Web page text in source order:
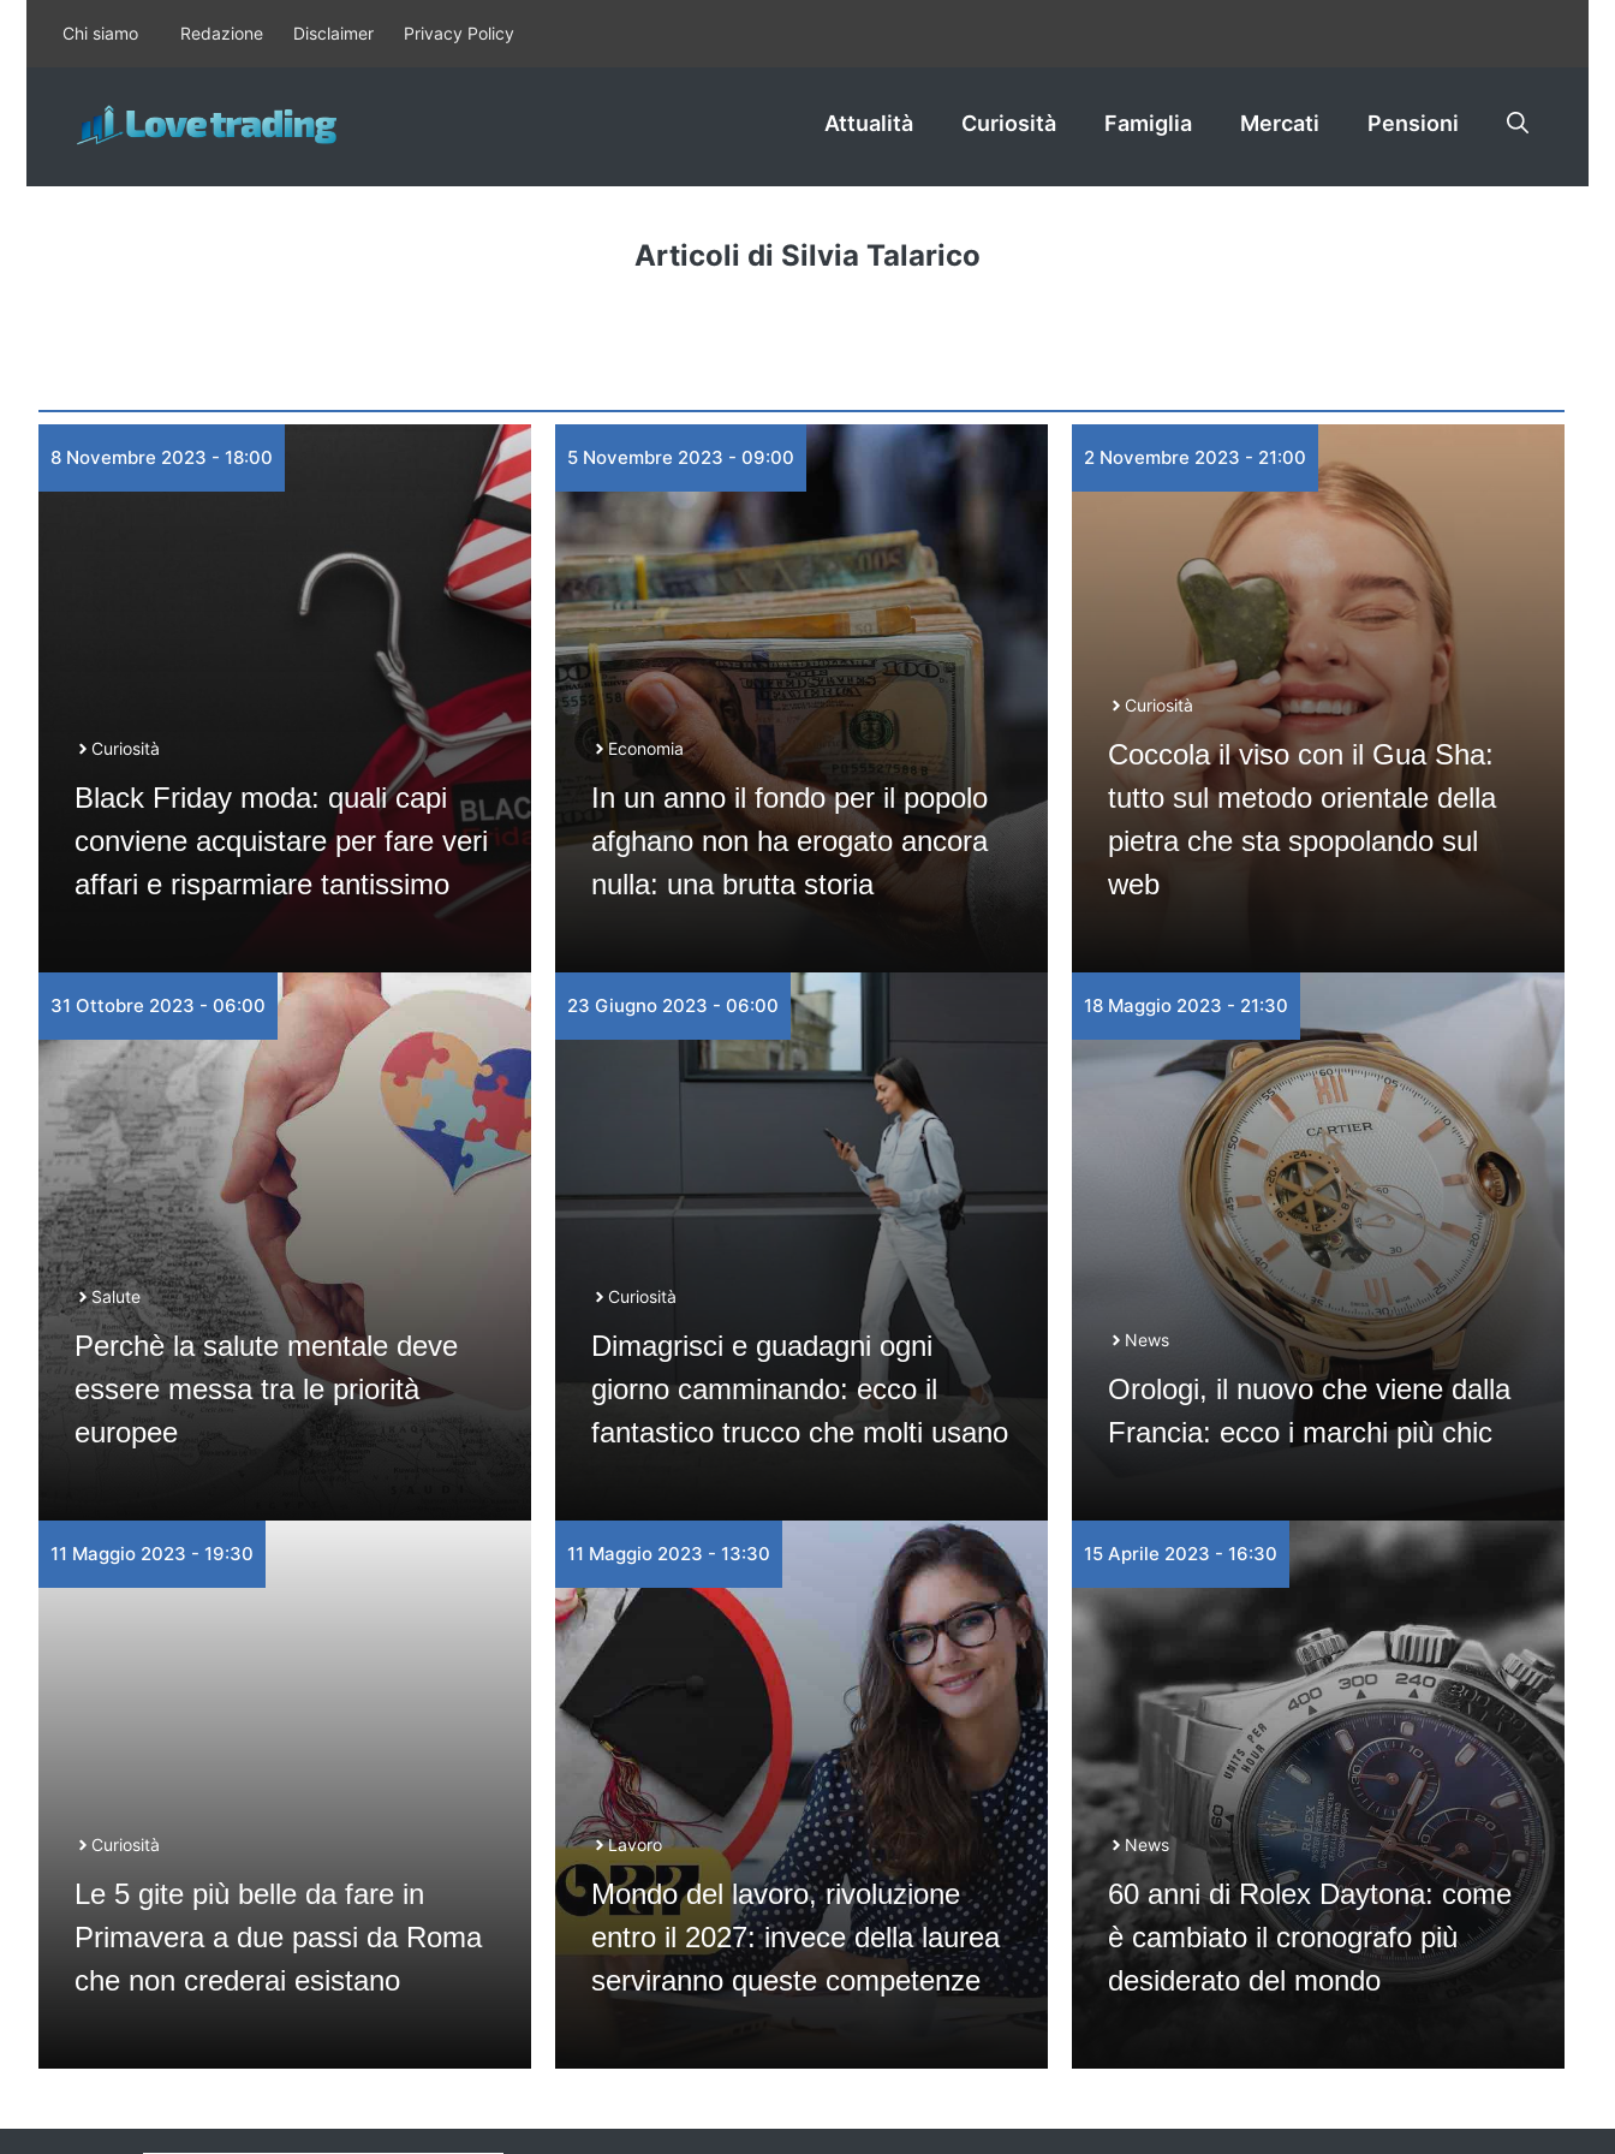
contenuto
Chi siamo Redazione Disclaimer Privacy Policy
Attualità Curiosità Famiglia Mercati Pensioni
Articoli di Silvia Talarico
8 Novembre 2023 - 18:00
Curiosità
Black Friday moda: quali capi
conviene acquistare per fare veri
affari e risparmiare tantissimo
5 Novembre 2023 - 09:00
Economia
In un anno il fondo per il popolo
afghano non ha erogato ancora
nulla: una brutta storia
2 Novembre 2023 - 21:00
Curiosità
Coccola il viso con il Gua Sha:
tutto sul metodo orientale della
pietra che sta spopolando sul
web
31 Ottobre 2023 - 06:00
Salute
Perchè la salute mentale deve
essere messa tra le priorità
europee
23 Giugno 2023 - 06:00
Curiosità
Dimagrisci e guadagni ogni
giorno camminando: ecco il
fantastico trucco che molti usano
18 Maggio 2023 - 21:30
News
Orologi, il nuovo che viene dalla
Francia: ecco i marchi più chic
11 Maggio 2023 - 19:30
Curiosità
Le 5 gite più belle da fare in
Primavera a due passi da Roma
che non crederai esistano
11 Maggio 2023 - 13:30
Lavoro
Mondo del lavoro, rivoluzione
entro il 2027: invece della laurea
serviranno queste competenze
15 Aprile 2023 - 16:30
News
60 anni di Rolex Daytona: come
è cambiato il cronografo più
desiderato del mondo